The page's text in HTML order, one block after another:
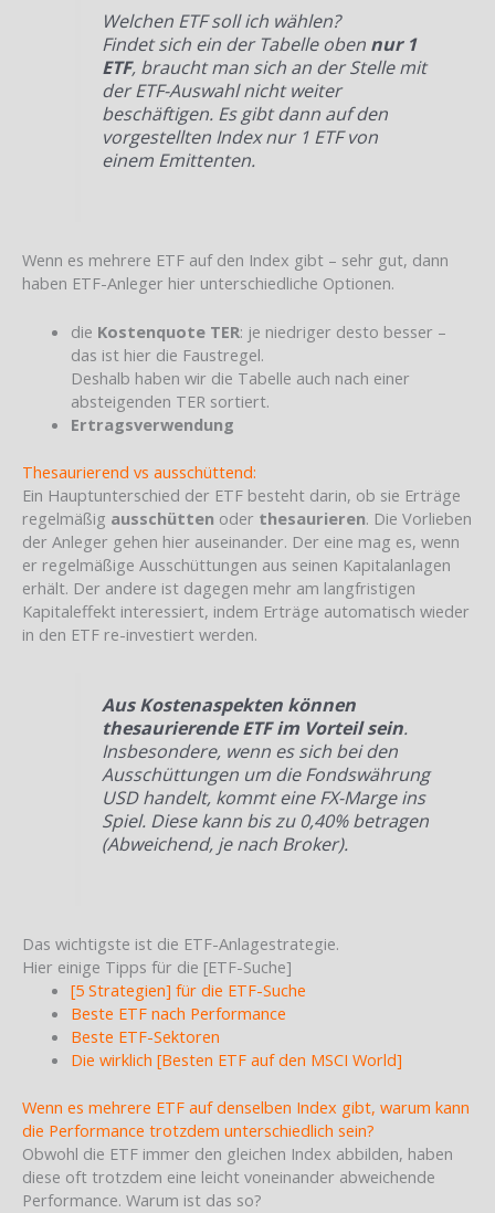
Welchen ETF soll ich wählen?
Findet sich ein der Tabelle oben nur 1
ETF, braucht man sich an der Stelle mit
der ETF-Auswahl nicht weiter
beschäftigen. Es gibt dann auf den
vorgestellten Index nur 1 ETF von
einem Emittenten.
Wenn es mehrere ETF auf den Index gibt – sehr gut, dann
haben ETF-Anleger hier unterschiedliche Optionen.
die Kostenquote TER: je niedriger desto besser –
das ist hier die Faustregel.
Deshalb haben wir die Tabelle auch nach einer
absteigenden TER sortiert.
Ertragsverwendung
Thesaurierend vs ausschüttend:
Ein Hauptunterschied der ETF besteht darin, ob sie Erträge
regelmäßig ausschütten oder thesaurieren. Die Vorlieben
der Anleger gehen hier auseinander. Der eine mag es, wenn
er regelmäßige Ausschüttungen aus seinen Kapitalanlagen
erhält. Der andere ist dagegen mehr am langfristigen
Kapitaleffekt interessiert, indem Erträge automatisch wieder
in den ETF re-investiert werden.
Aus Kostenaspekten können
thesaurierende ETF im Vorteil sein.
Insbesondere, wenn es sich bei den
Ausschüttungen um die Fondswährung
USD handelt, kommt eine FX-Marge ins
Spiel. Diese kann bis zu 0,40% betragen
(Abweichend, je nach Broker).
Das wichtigste ist die ETF-Anlagestrategie.
Hier einige Tipps für die [ETF-Suche]
[5 Strategien] für die ETF-Suche
Beste ETF nach Performance
Beste ETF-Sektoren
Die wirklich [Besten ETF auf den MSCI World]
Wenn es mehrere ETF auf denselben Index gibt, warum kann
die Performance trotzdem unterschiedlich sein?
Obwohl die ETF immer den gleichen Index abbilden, haben
diese oft trotzdem eine leicht voneinander abweichende
Performance. Warum ist das so?